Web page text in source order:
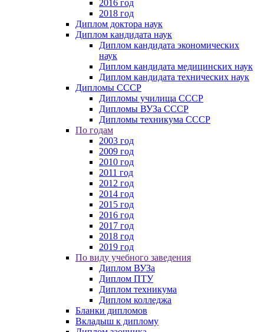
2016 год
2018 год
Диплом доктора наук
Диплом кандидата наук
Диплом кандидата экономических
наук
Диплом кандидата медицинских наук
Диплом кандидата технических наук
Дипломы СССР
Дипломы училища СССР
Дипломы ВУЗа СССР
Дипломы техникума СССР
По годам
2003 год
2009 год
2010 год
2011 год
2012 год
2014 год
2015 год
2016 год
2017 год
2018 год
2019 год
По виду учебного заведения
Диплом ВУЗа
Диплом ПТУ
Диплом техникума
Диплом колледжа
Бланки дипломов
Вкладыш к диплому